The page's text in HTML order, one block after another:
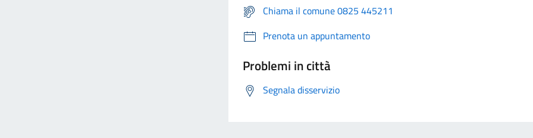
Chiama il comune 0825 445211
Prenota un appuntamento
Problemi in città
Segnala disservizio